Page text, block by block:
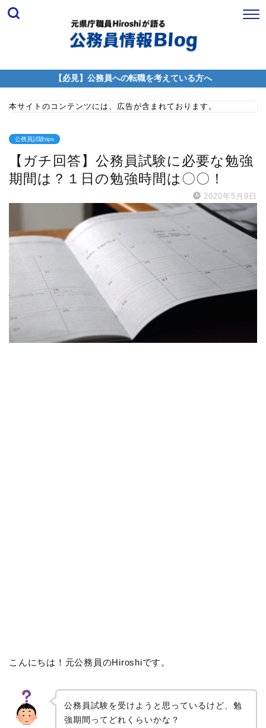
【必見】公務員への転職を考えている方へ
本サイトのコンテンツには、広告が含まれております。
公務員試験tips
【ガチ回答】公務員試験に必要な勉強
期間は？１日の勉強時間は〇〇！
2020年5月9日
こんにちは！元公務員のHiroshiです。
公務員試験を受けようと思っているけど、勉
強期間ってどれくらいかな？